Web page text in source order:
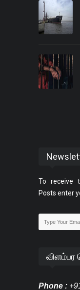
To receive
Posts enter
விளம்பர
Phone :